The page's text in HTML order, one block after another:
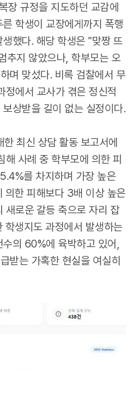
장 규정을 지도하던 교감에
학생이 교장에게까지 폭행
했다. 해당 학생은 "맞짱 뜨
추지 않았으나, 학부모는 오
며 맞섰다. 비록 검찰에서 무
정에서 교사가 겪은 정신적
상받을 길이 없는 실정이다.
최신 상담 활동 보고서에
사례 중 학부모에 의한 피
를 차지하며 가장 높은
의한 피해보다 3배 이상 높은
새로운 갈등 축으로 자리 잡
학생지도 과정에서 발생하는
의 60%에 육박하고 있어,
받는 가혹한 현실을 여실히